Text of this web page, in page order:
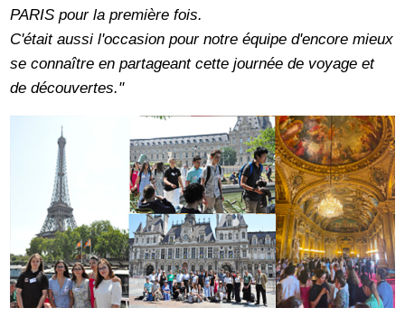
PARIS pour la première fois.
C'était aussi l'occasion pour notre équipe d'encore mieux
se connaître en partageant cette journée de voyage et
de découvertes."